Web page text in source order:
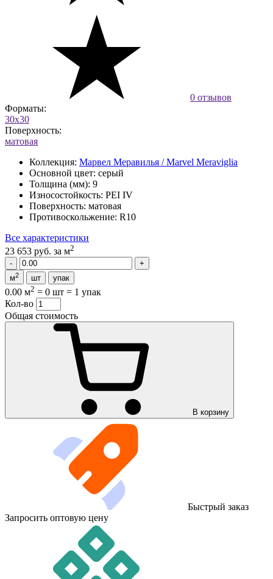
0 отзывов
Форматы:
30x30
Поверхность:
матовая
Коллекция: Марвел Меравилья / Marvel Meraviglia
Основной цвет: серый
Толщина (мм): 9
Износостойкость: PEI IV
Поверхность: матовая
Противоскольжение: R10
Все характеристики
23 653 руб. за м2
м2 шт упак
0.00 м2 = 0 шт = 1 упак
Кол-во
Общая стоимость
В корзину
Быстрый заказ
Запросить оптовую цену